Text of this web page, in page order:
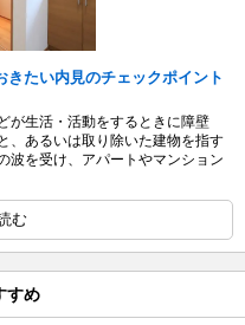
たい内見のチェックポイント
が生活・活動をするときに障壁
、あるいは取り除いた建物を指す
波を受け、アパートやマンション
む
すめ